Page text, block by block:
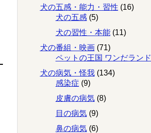
犬の五感・能力・習性 (16)
犬の五感(5)
犬の習性・本能(11)
犬の番組・映画(71)
ペットの王国 ワンだランド
犬の病気・怪我(134)
感染症 (9)
皮膚の病気(8)
目の病気(9)
鼻の病気(6)